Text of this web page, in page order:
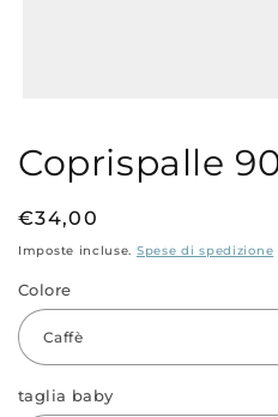
1
in
modale
Coprispalle
Prezzo
di
€34,00
Imposte incluse. Spese di spedizione
Colore
taglia baby